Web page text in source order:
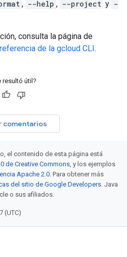
, --help , --project y -
consulta la página de
de la gcloud CLI.
resultó útil?
comentarios
el contenido de esta página está
de Creative Commons, y los ejemplos
Apache 2.0. Para obtener más
del sitio de Google Developers. Java
o sus afiliados.
(UTC)